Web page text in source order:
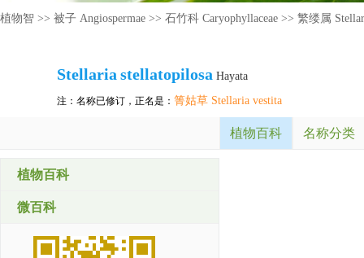
植物智 >> 被子 Angiospermae >> 石竹科 Caryophyllaceae >> 繁缕属
Stellaria stellatopilosa Hayata
注：名称已修订，正名是： 箐姑草 Stellaria vestita
植物百科 名称分类
植物百科
微百科